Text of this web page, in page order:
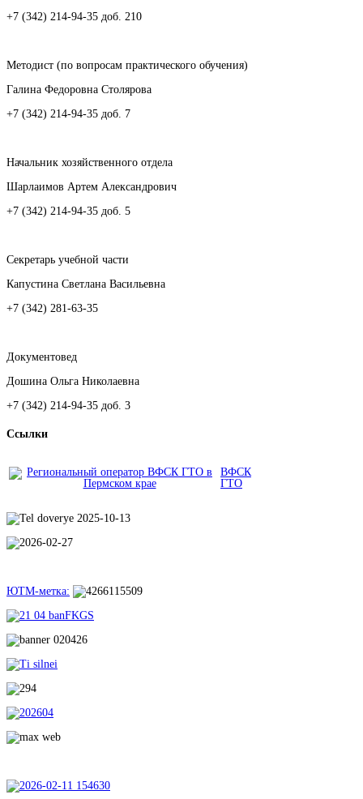
+7 (342) 214-94-35 доб. 210
Методист (по вопросам практического обучения)
Галина Федоровна Столярова
+7 (342) 214-94-35 доб. 7
Начальник хозяйственного отдела
Шарлаимов Артем Александрович
+7 (342) 214-94-35 доб. 5
Секретарь учебной части
Капустина Светлана Васильевна
+7 (342) 281-63-35
Документовед
Дошина Ольга Николаевна
+7 (342) 214-94-35 доб. 3
Ссылки
ВФСК
ГТО
ЮТМ-метка: